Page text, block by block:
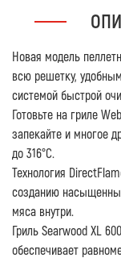
Новая модель
всю решетку,
системой быстрой
Готовьте на гриле
запекайте и многое
до 316°C.
Технология
созданию
мяса внутри.
Гриль Searwood XL
обеспечивает